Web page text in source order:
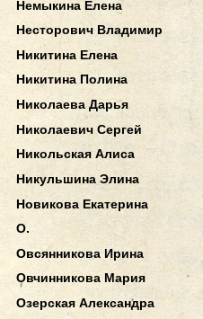
Немыкина Елена
Несторович Владимир
Никитина Елена
Никитина Полина
Николаева Дарья
Николаевич Сергей
Никольская Алиса
Никульшина Элина
Новикова Екатерина
О.
Овсянникова Ирина
Овчинникова Мария
Озерская Александра